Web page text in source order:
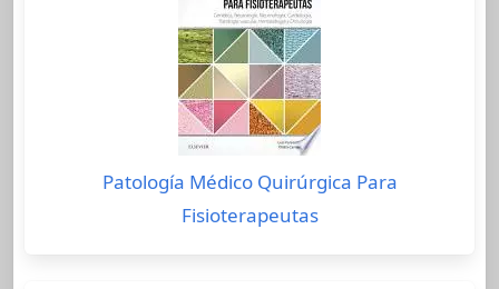
Patología Médico Quirúrgica Para
Fisioterapeutas